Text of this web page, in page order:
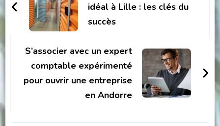
idéal à Lille : les clés du
succès
S’associer avec un expert
comptable expérimenté
pour ouvrir une entreprise
en Andorre